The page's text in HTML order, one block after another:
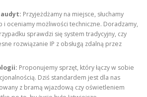
Przyjeżdżamy na miejsce, słuchamy
i oceniamy możliwości techniczne. Doradzamy,
sprawdzi się system tradycyjny, czy
rozwiązanie IP z obsługą zdalną przez
Proponujemy sprzęt, który łączy w sobie
Dziś standardem jest dla nas
z bramą wjazdową czy oświetleniem